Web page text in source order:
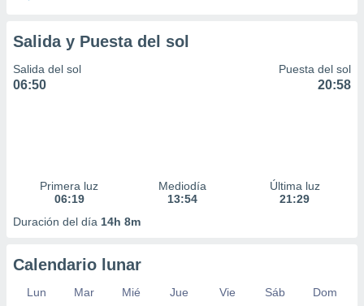
Salida y Puesta del sol
Salida del sol
06:50
Puesta del sol
20:58
Primera luz
06:19
Mediodía
13:54
Última luz
21:29
Duración del día 14h 8m
Calendario lunar
Lun Mar Mié Jue Vie Sáb
Dom